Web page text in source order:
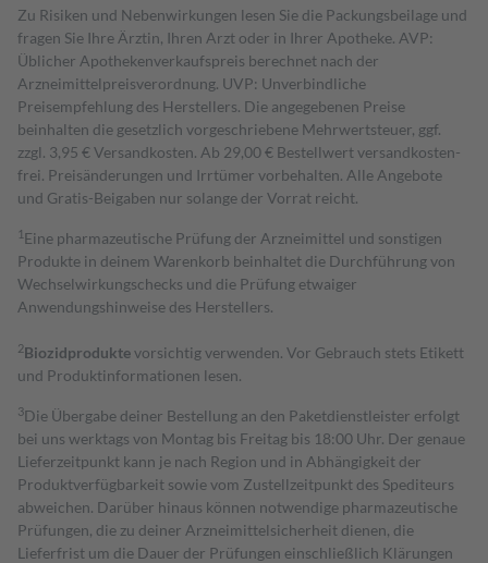
Zu Risiken und Nebenwirkungen lesen Sie die Packungsbeilage und
fragen Sie Ihre Ärztin, Ihren Arzt oder in Ihrer Apotheke. AVP:
Üblicher Apothekenverkaufspreis berechnet nach der
Arzneimittelpreisverordnung. UVP: Unverbindliche
Preisempfehlung des Herstellers. Die angegebenen Preise
beinhalten die gesetzlich vorgeschriebene Mehrwertsteuer, ggf.
zzgl. 3,95 € Versandkosten. Ab 29,00 € Bestell­wert versand­kosten­
frei. Preisänderungen und Irrtümer vorbehalten. Alle Angebote
und Gratis-Beigaben nur solange der Vorrat reicht.
1 Eine pharmazeutische Prüfung der Arzneimittel und sonstigen
Produkte in deinem Warenkorb beinhaltet die Durchführung von
Wechselwirkungschecks und die Prüfung etwaiger
Anwendungshinweise des Herstellers.
2Biozidproduktevorsichtig verwenden. Vor Gebrauch stets Etikett
und Produktinformationen lesen.
3Die Übergabe deiner Bestellung an den Paketdienstleister erfolgt
bei uns werktags von Montag bis Freitag bis 18:00 Uhr. Der genaue
Lieferzeitpunkt kann je nach Region und in Abhängigkeit der
Produktverfügbarkeit sowie vom Zustellzeitpunkt des Spediteurs
abweichen. Darüber hinaus können notwendige pharmazeutische
Prüfungen, die zu deiner Arzneimittelsicherheit dienen, die
Lieferfrist um die Dauer der Prüfungen einschließlich Klärungen